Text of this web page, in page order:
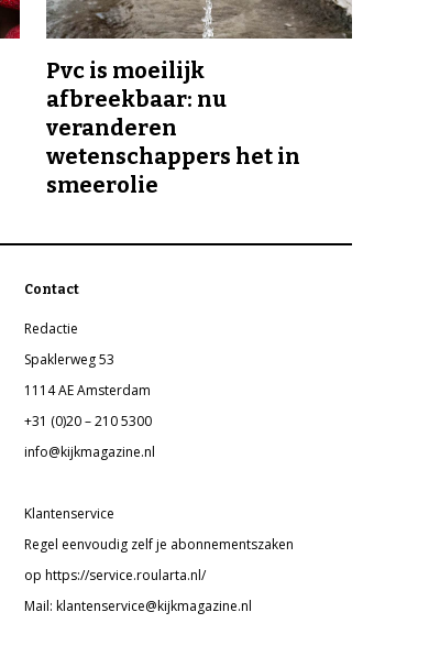
Pvc is moeilijk
afbreekbaar: nu
veranderen
wetenschappers het in
smeerolie
Contact
Redactie
Spaklerweg 53
1114 AE Amsterdam
+31 (0)20 – 210 5300
info@kijkmagazine.nl
Klantenservice
Regel eenvoudig zelf je abonnementszaken
op https://service.roularta.nl/
Mail: klantenservice@kijkmagazine.nl